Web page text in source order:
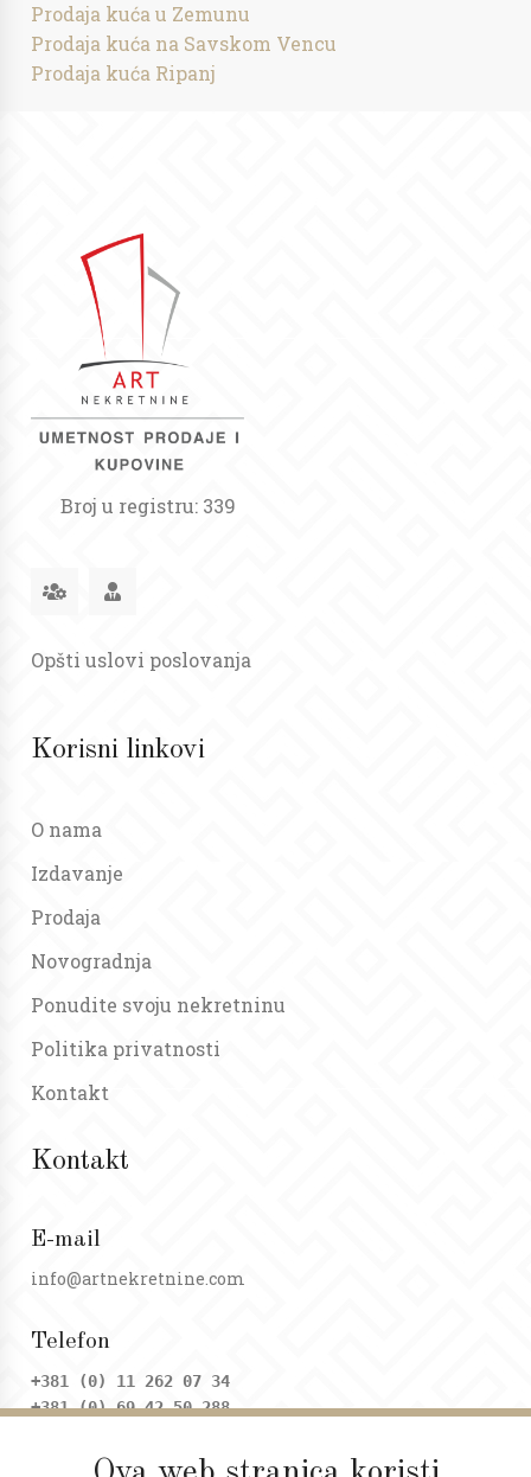
Prodaja kuća u Zemunu
Prodaja kuća na Savskom Vencu
Prodaja kuća Ripanj
Broj u registru: 339
Opšti uslovi poslovanja
Korisni linkovi
O nama
Izdavanje
Prodaja
Novogradnja
Ponudite svoju nekretninu
Politika privatnosti
Kontakt
Kontakt
E-mail
info@artnekretnine.com
Telefon
+381 (0) 11 262 07 34
+381 (0) 69 42 50 288
Adresa